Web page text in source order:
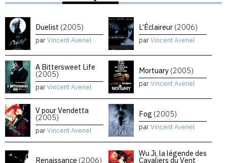
Duelist (2005)
parVincent Avenel
L’Éclaireur (2006)
parVincent Avenel
A Bittersweet Life
(2005)
parVincent Avenel
Mortuary (2005)
parVincent Avenel
V pour Vendetta
(2005)
parVincent Avenel
Fog (2005)
parVincent Avenel
Renaissance (2006)
Wu Ji, la légende des
Cavaliers du Vent